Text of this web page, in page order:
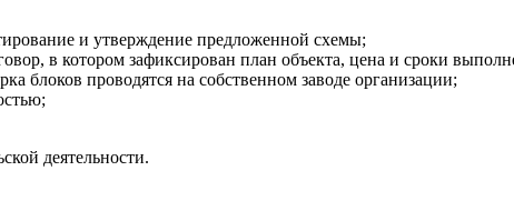
и утверждение предложенной схемы;
в котором зафиксирован план объекта, цена и сроки
блоков проводятся на собственном заводе организации;
деятельности.